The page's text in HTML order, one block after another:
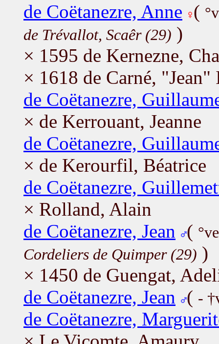
de Coëtanezre, Anne (
de Trévallot, Scaêr (29) )
× 1595 de Kernezne,
× 1618 de Carné, "Jean"
de Coëtanezre,
× de Kerrouant, Jeanne
de Coëtanezre,
× de Kerourfil, Béatrice
de Coëtanezre,
× Rolland, Alain
de Coëtanezre, Jean
(
Cordeliers de Quimper (29) )
× 1450 de Guengat,
de Coëtanezre, Jean
( -
de Coëtanezre,